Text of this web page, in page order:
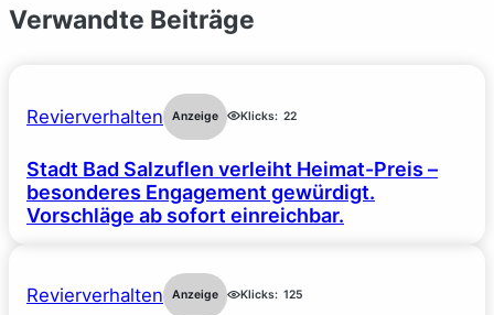
Verwandte Beiträge
Revierverhalten Anzeige Klicks: 22
Stadt Bad Salzuflen verleiht Heimat-Preis –
besonderes Engagement gewürdigt.
Vorschläge ab sofort einreichbar.
Revierverhalten Anzeige Klicks: 125